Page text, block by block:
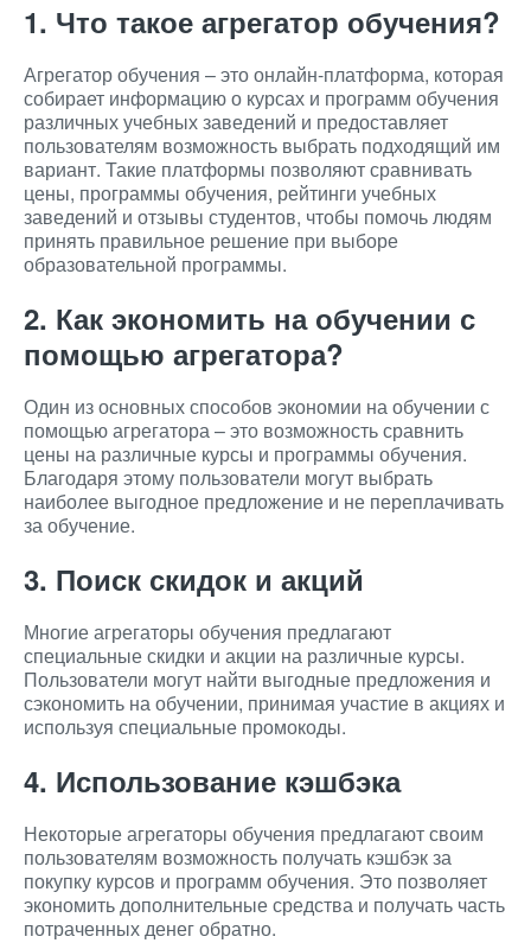
1. Что такое агрегатор обучения?
Агрегатор обучения – это онлайн-платформа, которая
собирает информацию о курсах и программ обучения
различных учебных заведений и предоставляет
пользователям возможность выбрать подходящий им
вариант. Такие платформы позволяют сравнивать
цены, программы обучения, рейтинги учебных
заведений и отзывы студентов, чтобы помочь людям
принять правильное решение при выборе
образовательной программы.
2. Как экономить на обучении с
помощью агрегатора?
Один из основных способов экономии на обучении с
помощью агрегатора – это возможность сравнить
цены на различные курсы и программы обучения.
Благодаря этому пользователи могут выбрать
наиболее выгодное предложение и не переплачивать
за обучение.
3. Поиск скидок и акций
Многие агрегаторы обучения предлагают
специальные скидки и акции на различные курсы.
Пользователи могут найти выгодные предложения и
сэкономить на обучении, принимая участие в акциях и
используя специальные промокоды.
4. Использование кэшбэка
Некоторые агрегаторы обучения предлагают своим
пользователям возможность получать кэшбэк за
покупку курсов и программ обучения. Это позволяет
экономить дополнительные средства и получать часть
потраченных денег обратно.